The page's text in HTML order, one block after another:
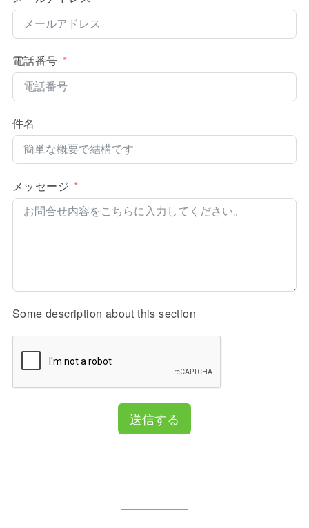
電話番号
件名
メッセージ
Some description about this section
送信する